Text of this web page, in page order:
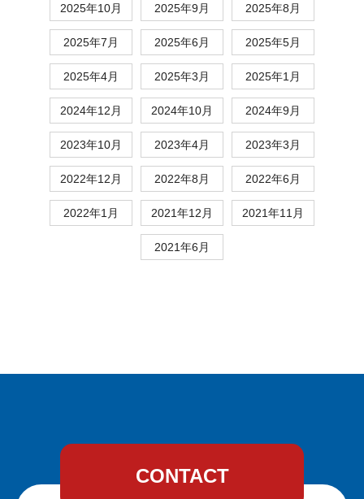
2025年10月 2025年9月 2025年8月
2025年7月 2025年6月 2025年5月
2025年4月 2025年3月 2025年1月
2024年12月 2024年10月 2024年9月
2023年10月 2023年4月 2023年3月
2022年12月 2022年8月 2022年6月
2022年1月 2021年12月 2021年11月
2021年6月
CONTACT